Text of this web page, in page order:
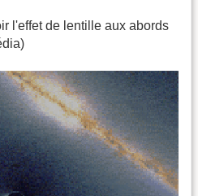
l'effet de lentille aux abords